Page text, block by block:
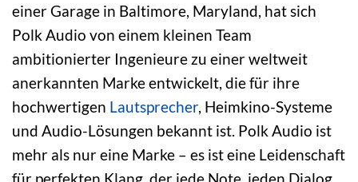
einer Garage in Baltimore, Maryland, hat sich
Polk Audio von einem kleinen Team
ambitionierter Ingenieure zu einer weltweit
anerkannten Marke entwickelt, die für ihre
hochwertigen Lautsprecher, Heimkino-Systeme
und Audio-Lösungen bekannt ist. Polk Audio ist
mehr als nur eine Marke – es ist eine Leidenschaft